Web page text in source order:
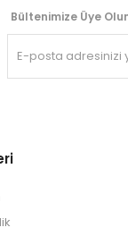
Bültenimize Üye